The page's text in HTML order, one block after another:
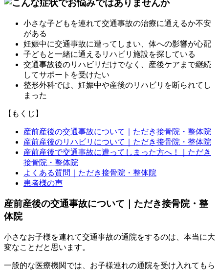
小さな子どもを連れて交通事故の治療に通えるか不安
がある
妊娠中に交通事故に遭ってしまい、体への影響が心配
子どもと一緒に通えるリハビリ施設を探している
交通事故後のリハビリだけでなく、産後ケアまで継続
してサポートを受けたい
整形外科では、妊娠中や産後のリハビリを断られてし
まった
【もくじ】
産前産後の交通事故について｜ただき接骨院・整体院
産前産後のリハビリについて｜ただき接骨院・整体院
産前産後で交通事故に遭ってしまった方へ！｜ただき
接骨院・整体院
よくある質問｜ただき接骨院・整体院
患者様の声
産前産後の交通事故について｜ただき接骨院・整
体院
小さなお子様を連れて交通事故の通院をするのは、本当に大
変なことだと思います。
一般的な医療機関では、お子様連れの通院を受け入れてもら